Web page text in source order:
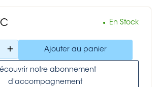
En Stock
add Ajouter au panier
notre abonnement
d'accompagnement